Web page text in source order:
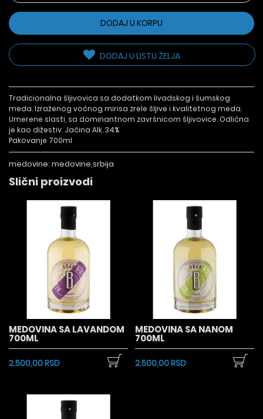
DODAJ U KORPU
DODAJ U LISTU ŽELJA
Tradicionalna šljivovica sa dodatkom livadskog i šumskog
meda. Izraženog voćnog mirisa zrele šljive i kvalitetnog meda.
Umerene slasti, sa dominantnom završnicom šljivovice. Odlična
je kao dižestiv. Jačina Alk. 34%
Pakovanje 700ml
medovine:medovine,srbija
Slični proizvodi
MEDOVINA SA LAVANDOM
700ML
2.500,00 RSD
MEDOVINA SA NANOM
700ML
2.500,00 RSD